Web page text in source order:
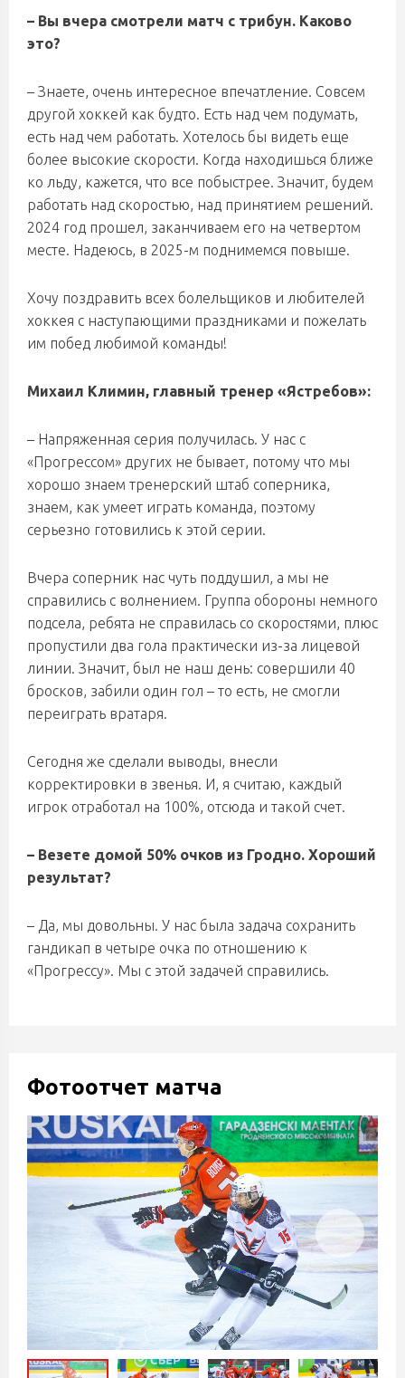
– Вы вчера смотрели матч с трибун. Каково
это?
– Знаете, очень интересное впечатление. Совсем
другой хоккей как будто. Есть над чем подумать,
есть над чем работать. Хотелось бы видеть еще
более высокие скорости. Когда находишься ближе
ко льду, кажется, что все побыстрее. Значит, будем
работать над скоростью, над принятием решений.
2024 год прошел, заканчиваем его на четвертом
месте. Надеюсь, в 2025-м поднимемся повыше.
Хочу поздравить всех болельщиков и любителей
хоккея с наступающими праздниками и пожелать
им побед любимой команды!
Михаил Климин, главный тренер «Ястребов»:
– Напряженная серия получилась. У нас с
«Прогрессом» других не бывает, потому что мы
хорошо знаем тренерский штаб соперника,
знаем, как умеет играть команда, поэтому
серьезно готовились к этой серии.
Вчера соперник нас чуть поддушил, а мы не
справились с волнением. Группа обороны немного
подсела, ребята не справилась со скоростями, плюс
пропустили два гола практически из-за лицевой
линии. Значит, был не наш день: совершили 40
бросков, забили один гол – то есть, не смогли
переиграть вратаря.
Сегодня же сделали выводы, внесли
корректировки в звенья. И, я считаю, каждый
игрок отработал на 100%, отсюда и такой счет.
– Везете домой 50% очков из Гродно. Хороший
результат?
– Да, мы довольны. У нас была задача сохранить
гандикап в четыре очка по отношению к
«Прогрессу». Мы с этой задачей справились.
Фотоотчет матча